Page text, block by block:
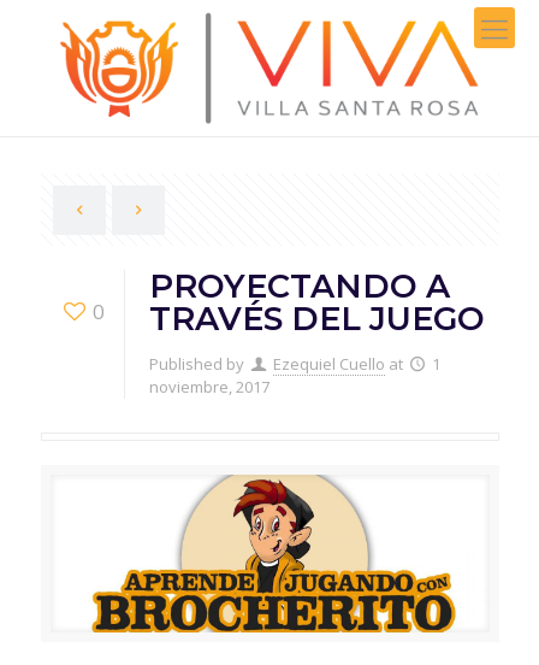
0
PROYECTANDO A
TRAVÉS DEL JUEGO
Published by Ezequiel Cuello at
1
noviembre, 2017